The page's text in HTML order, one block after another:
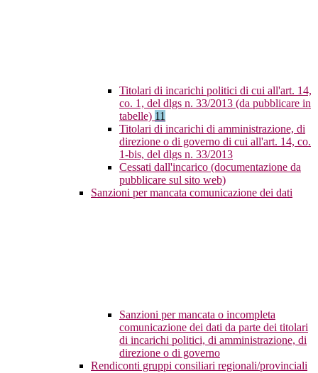
Titolari di incarichi politici di cui all'art. 14,
co. 1, del dlgs n. 33/2013 (da pubblicare in
tabelle) 11
Titolari di incarichi di amministrazione, di
direzione o di governo di cui all'art. 14, co.
1-bis, del dlgs n. 33/2013
Cessati dall'incarico (documentazione da
pubblicare sul sito web)
Sanzioni per mancata comunicazione dei dati
Sanzioni per mancata o incompleta
comunicazione dei dati da parte dei titolari
di incarichi politici, di amministrazione, di
direzione o di governo
Rendiconti gruppi consiliari regionali/provinciali